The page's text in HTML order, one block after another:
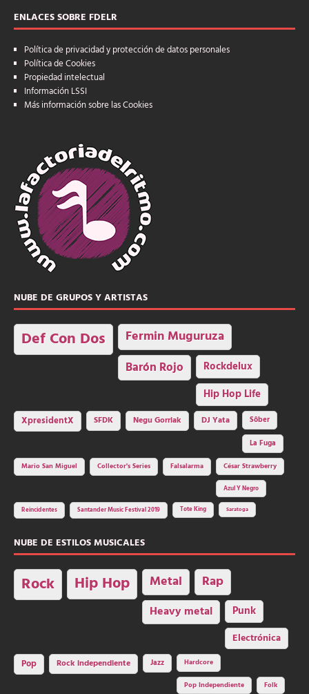
ENLACES SOBRE FDELR
Política de privacidad y protección de datos personales
Política de Cookies
Propiedad intelectual
Información LSSI
Más información sobre las Cookies
NUBE DE GRUPOS Y ARTISTAS
Def Con Dos Fermin Muguruza
Barón Rojo Rockdelux
Hip Hop Life
XpresidentX SFDK Negu Gorriak DJ Yata
Sôber
La Fuga
Mario San Miguel
Collector's Series Falsalarma César Strawberry
Azul Y Negro
Reincidentes Santander Music Festival 2019 Tote King Saratoga
NUBE DE ESTILOS MUSICALES
Rock Hip Hop Metal Rap
Heavy metal Punk
Electrónica
Pop Rock independiente Jazz Hardcore
Pop Independiente Folk